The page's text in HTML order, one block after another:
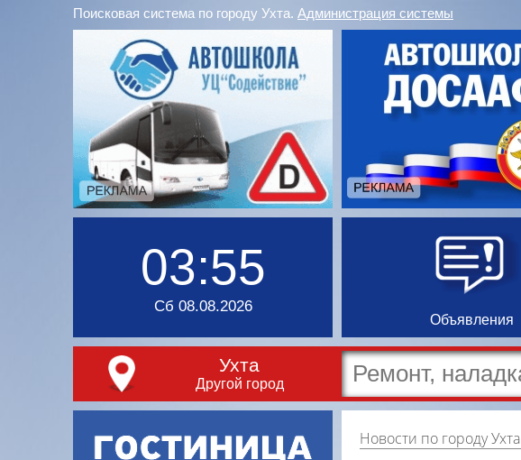
Поисковая система по городу Ухта. Администрация системы
03:55
Сб 08.08.2026
Объявления
Ухта
Другой город
Новости по городу Ухта